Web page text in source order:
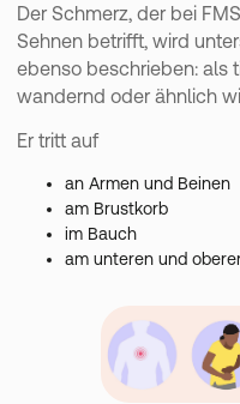
Der Schmerz, der bei
Sehnen betrifft, wird
ebenso beschrieben: als
wandernd oder ähnlich
Er tritt auf
an Armen und Beinen
am Brustkorb
im Bauch
am unteren und